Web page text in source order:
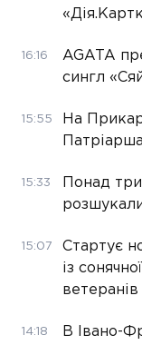
16:16
AGATA
сингл
15:55
На
15:33
Понад
15:07
Стартує
із
ветеранів
14:18
В Івано-